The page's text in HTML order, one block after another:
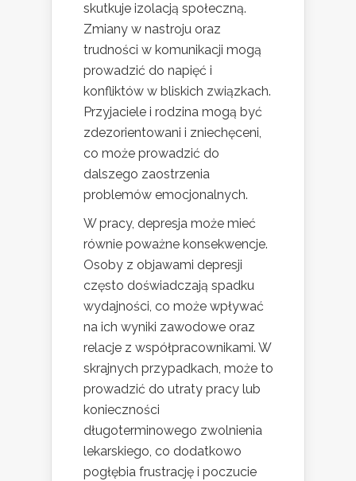
skutkuje izolacją społeczną.
Zmiany w nastroju oraz
trudności w komunikacji mogą
prowadzić do napięć i
konfliktów w bliskich związkach.
Przyjaciele i rodzina mogą być
zdezorientowani i zniechęceni,
co może prowadzić do
dalszego zaostrzenia
problemów emocjonalnych.
W pracy, depresja może mieć
równie poważne konsekwencje.
Osoby z objawami depresji
często doświadczają spadku
wydajności, co może wpływać
na ich wyniki zawodowe oraz
relacje z współpracownikami. W
skrajnych przypadkach, może to
prowadzić do utraty pracy lub
konieczności
długoterminowego zwolnienia
lekarskiego, co dodatkowo
pogłębia frustrację i poczucie